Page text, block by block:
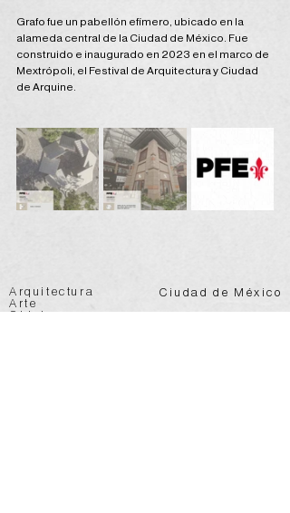
Grafo fue un pabellón efímero, ubicado en la
alameda central de la Ciudad de México. Fue
construido e inaugurado en 2023 en el marco de
Mextrópoli, el Festival de Arquitectura y Ciudad
de Arquine.
Arquitectura
Arte
Objeto
Ciudad de México